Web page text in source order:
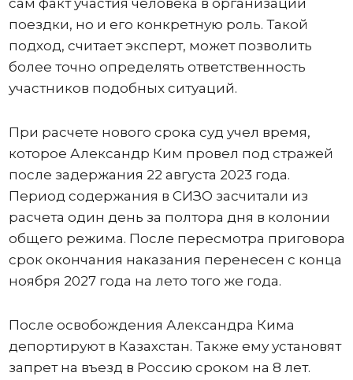
поездки, но и его конкретную роль. Такой
подход, считает эксперт, может позволить
более точно определять ответственность
участников подобных ситуаций.
При расчете нового срока суд учел время,
которое Александр Ким провел под стражей
после задержания 22 августа 2023 года.
Период содержания в СИЗО засчитали из
расчета один день за полтора дня в колонии
общего режима. После пересмотра приговора
срок окончания наказания перенесен с конца
ноября 2027 года на лето того же года.
После освобождения Александра Кима
депортируют в Казахстан. Также ему установят
запрет на въезд в Россию сроком на 8 лет.